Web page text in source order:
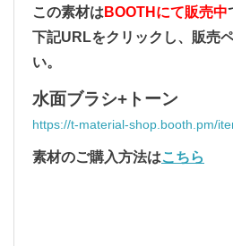
この素材は BOOTHにて販売中
下記URLをクリックし、販売
い。
水面ブラシ+トーン
https://t-material-shop.booth.pm/
素材のご購入方法はこちら